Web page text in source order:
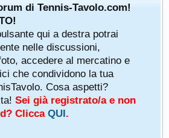
di Tennis-Tavolo.com!
qui a destra potrai
nelle discussioni,
accedere al mercatino e
che condividono la tua
Cosa aspetti?
Sei già registrato/a e non
Clicca QUI.